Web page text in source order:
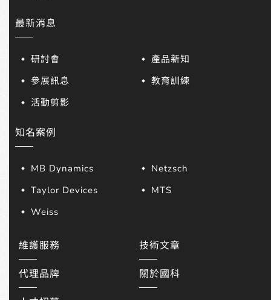
最新消息
研討會
產品新知
參展訊息
教育訓練
活動剪影
知名案例
MB Dynamics
Netzsch
Taylor Devices
MTS
Weiss
維護服務 技術文章
代理品牌 關於國科